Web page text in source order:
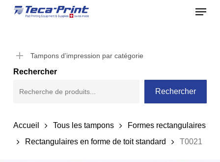
Skip
content
Menu
Tampons d’impression par catégorie
Rechercher
Rechercher
Accueil Tous les tampons
Formes rectangulaires
Rectangulaires en forme de toit standard
T0021